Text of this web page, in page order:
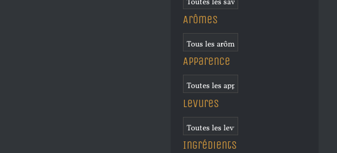
Arômes
Apparence
Levures
Ingrédients